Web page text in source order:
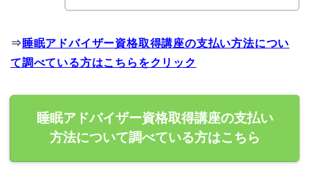
⇒ 睡眠アドバイザー資格取得講座の支払い方法につい
て調べている方はこちらをクリック
睡眠アドバイザー資格取得講座の支払い
方法について調べている方はこちら